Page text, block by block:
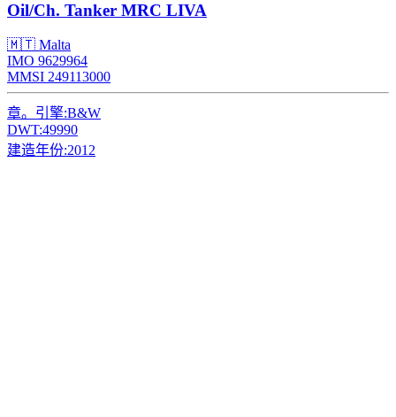
Oil/Ch. Tanker MRC LIVA
🇲🇹 Malta
IMO 9629964
MMSI 249113000
章。引擎:B&W
DWT:49990
建造年份:2012